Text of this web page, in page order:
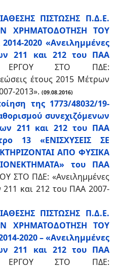
ΠΙΣΤΩΣΗΣ Π.Δ.Ε.
ΧΡΗΜΑΤΟΔΟΤΗΣΗ ΤΟΥ
2020 «Ανειλημμένες
211 και 212 του ΠΑΑ
ΕΡΓΟΥ ΣΤΟ ΠΔΕ:
έτους 2015 Μέτρων
2013». (09.08.2016)
της 1773/48032/19-
συνεχιζόμενων
211 και 212 του ΠΑΑ
13 «ΕΝΙΣΧΥΣΕΙΣ ΣΕ
ΑΠΟ ΦΥΣΙΚΑ
του ΠΑΑ
ΣΤΟ ΠΔΕ: «Ανειλημμένες
και 212 του ΠΑΑ 2007-
ΠΙΣΤΩΣΗΣ Π.Δ.Ε.
ΧΡΗΜΑΤΟΔΟΤΗΣΗ ΤΟΥ
2020 – «Ανειλημμένες
211 και 212 του ΠΑΑ
ΕΡΓΟΥ ΣΤΟ ΠΔΕ: